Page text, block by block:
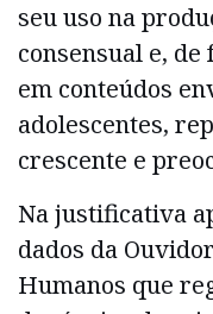
seu uso na
consensual e,
em conteúdos
adolescentes,
crescente e
Na justificativa
dados da
Humanos que